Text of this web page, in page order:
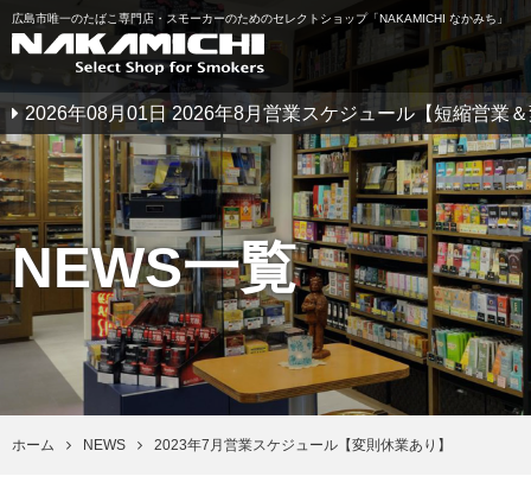
広島市唯一のたばこ専門店・スモーカーのためのセレクトショップ「NAKAMICHI なかみち」
2026年08月01日 2026年8月営業スケジュール【短縮営業
NEWS一覧
ホーム NEWS 2023年7月営業スケジュール【変則休業あり】